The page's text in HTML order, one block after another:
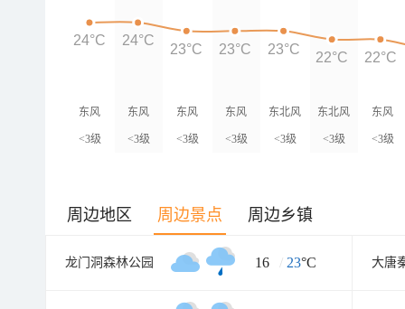
东风
<3级
东风
<3级
东风
<3级
东风
<3级
东北风
<3级
东北风
<3级
东风
<3级
24°C 24°C
23°C 23°C 23°C
22°C 22°C
周边地区 周边景点 周边乡镇
龙门洞森林公园 16 / 23°C 大唐